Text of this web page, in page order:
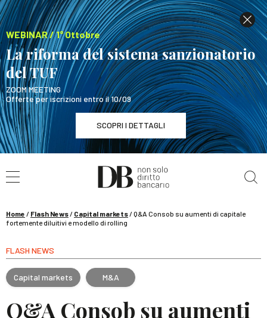
WEBINAR / 1° Ottobre
La riforma del sistema sanzionatorio
del TUF
ZOOM MEETING
Offerte per iscrizioni entro il 10/09
SCOPRI I DETTAGLI
WEBINAR / 1° Ottobre
La riforma del sistema sanzionatorio del TUF
Home / Flash News/ Capital markets/Q&A Consob su aumenti di capitale
fortemente diluitivi e modello di rolling
FLASH NEWS
Capital markets M&A
Q&A Consob su aumenti